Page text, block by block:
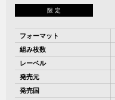
限 定
フォーマット
組み枚数
レーベル
発売元
発売国